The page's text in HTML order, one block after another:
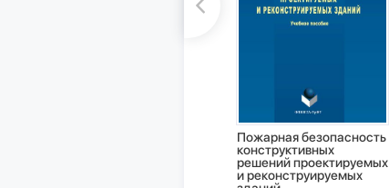
Пожарная безопасность
конструктивных
решений проектируемых
и реконструируемых